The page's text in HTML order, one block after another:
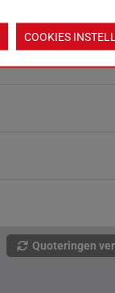
Quoteringen
COOKIES